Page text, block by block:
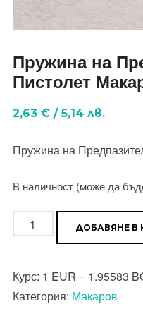
Пружина на
Пистолет
2,63 € /5,14 лв.
Пружина на
В наличност (може да
количество
за
на
Предпазителя
ДОБАВЯНЕ В
Курс: 1 EUR = 1.95583
Категория: Макаров